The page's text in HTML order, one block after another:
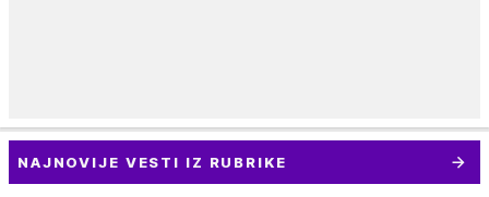
NAJNOVIJE VESTI IZ RUBRIKE